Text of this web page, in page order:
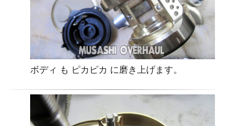
ボディ も ピカピカ に磨き上げます。